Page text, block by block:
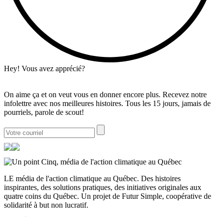
Hey! Vous avez apprécié?
On aime ça et on veut vous en donner encore plus. Recevez notre
infolettre avec nos meilleures histoires. Tous les 15 jours, jamais de
pourriels, parole de scout!
LE média de l'action climatique au Québec. Des histoires
inspirantes, des solutions pratiques, des initiatives originales aux
quatre coins du Québec. Un projet de Futur Simple, coopérative de
solidarité à but non lucratif.